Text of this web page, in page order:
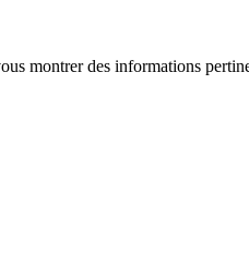
montrer des informations